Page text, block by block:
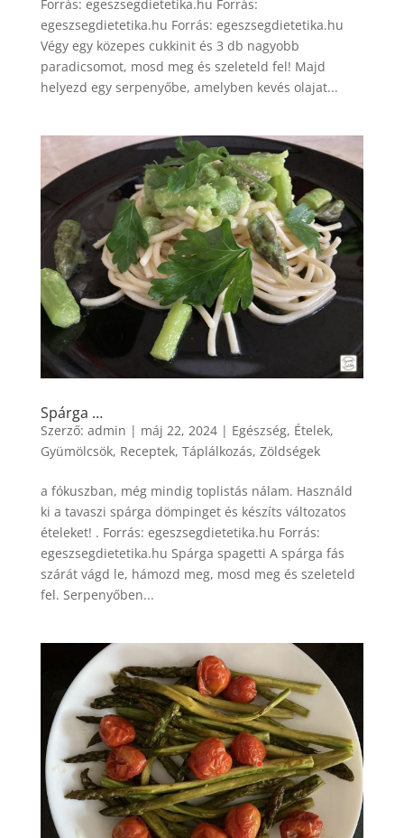
Forrás: egeszsegdietetika.hu Forrás:
egeszsegdietetika.hu Forrás: egeszsegdietetika.hu
Végy egy közepes cukkinit és 3 db nagyobb
paradicsomot, mosd meg és szeleteld fel! Majd
helyezd egy serpenyőbe, amelyben kevés olajat...
Spárga …
Szerző: admin | máj 22, 2024| Egészség, Ételek,
Gyümölcsök, Receptek, Táplálkozás, Zöldségek
a fókuszban, még mindig toplistás nálam. Használd
ki a tavaszi spárga dömpinget és készíts változatos
ételeket! . Forrás: egeszsegdietetika.hu Forrás:
egeszsegdietetika.hu Spárga spagetti A spárga fás
szárát vágd le, hámozd meg, mosd meg és szeleteld
fel. Serpenyőben...